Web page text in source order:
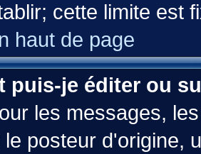
cette limite est
haut de page
puis-je éditer ou
les messages,
posteur d'origine,